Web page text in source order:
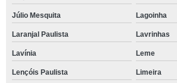
Júlio Mesquita Lagoinha
Laranjal Paulista Lavrinhas
Lavínia Leme
Lençóis Paulista Limeira